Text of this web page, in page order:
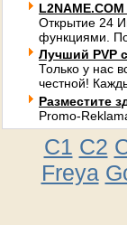
Открытие 24
функциями.
Лучший PVP
Только у нас
честной!
Разместите
Promo-
C1 C2
Freya